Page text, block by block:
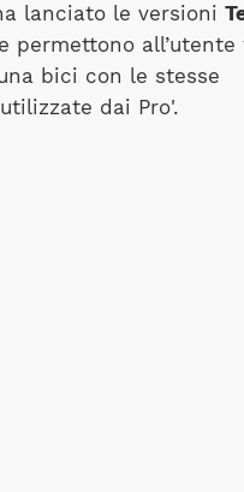
lanciato le versioni
permettono all’utente
bici con le stesse
dai Pro'.